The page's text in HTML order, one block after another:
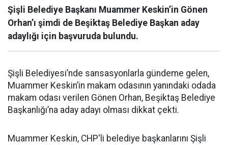
Şişli Belediye Başkanı Muammer Keskin’in Gönen
Orhan’ı şimdi de Beşiktaş Belediye Başkan aday
adaylığı için başvuruda bulundu.
Şişli Belediyesi’nde sansasyonlarla gündeme gelen,
Muammer Keskin’in makam odasının yanındaki odada
makam odası verilen Gönen Orhan, Beşiktaş Belediye
Başkanlığı’na aday adayı olması dikkat çekti.
Muammer Keskin, CHP'li belediye başkanlarını Şişli